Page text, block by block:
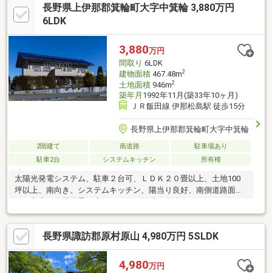
方でもお気軽にご相談ください。【周辺施設】・箕輪町立箕輪北
小学校まで約2023ｍ（徒歩25分）・箕輪町立箕輪中学校まで約
長野県上伊那郡箕輪町大字中箕輪 3,880万円
6LDK
3,880万円
間取り 6LDK
建物面積467.48m2
土地面積946m2
築年月 1992年11月(築33年10ヶ月)
ＪＲ飯田線 伊那松島駅 徒歩15分
長野県上伊那郡箕輪町大字中箕輪
2階建て 南道路
駐車場あり
駐車2台
システムキッチン 所有権
太陽光発電システム、駐車２台可、ＬＤＫ２０畳以上、土地100
坪以上、南向き、システムキッチン、陽当り良好、南側道路面
所、２階建、２面以上バルコニー、南面バルコニー、オートバ
ス、温水洗浄便座、前面棟無、通風良好、眺望良好、シャッター
車庫、ウォークインクローゼット、全居室６畳以上、ＩＨクッキ
ングヒーター、小学校 徒歩10分以内、屋根裏収納、食器洗乾燥
機、バルコニー・屋上に水栓あり、ビルトインガレージ
長野県諏訪郡原村原山 4,980万円 5SLDK
4,980万円